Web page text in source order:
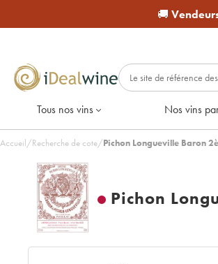
🚚
Tous nos vins Nos vins
Accueil/Recherche de cote/Pichon Longueville Baron
Pichon